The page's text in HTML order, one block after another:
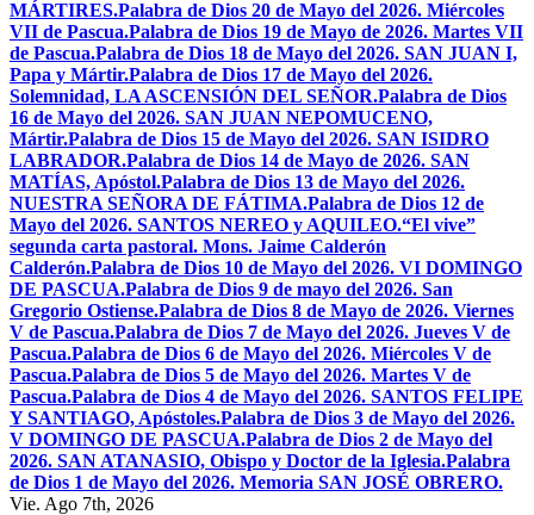
MÁRTIRES.Palabra de Dios 20 de Mayo del 2026. Miércoles
VII de Pascua.Palabra de Dios 19 de Mayo de 2026. Martes VII
de Pascua.Palabra de Dios 18 de Mayo del 2026. SAN JUAN I,
Papa y Mártir.Palabra de Dios 17 de Mayo del 2026.
Solemnidad, LA ASCENSIÓN DEL SEÑOR.Palabra de Dios
16 de Mayo del 2026. SAN JUAN NEPOMUCENO,
Mártir.Palabra de Dios 15 de Mayo del 2026. SAN ISIDRO
LABRADOR.Palabra de Dios 14 de Mayo de 2026. SAN
MATÍAS, Apóstol.Palabra de Dios 13 de Mayo del 2026.
NUESTRA SEÑORA DE FÁTIMA.Palabra de Dios 12 de
Mayo del 2026. SANTOS NEREO y AQUILEO.“El vive”
segunda carta pastoral. Mons. Jaime Calderón
Calderón.Palabra de Dios 10 de Mayo del 2026. VI DOMINGO
DE PASCUA.Palabra de Dios 9 de mayo del 2026. San
Gregorio Ostiense.Palabra de Dios 8 de Mayo de 2026. Viernes
V de Pascua.Palabra de Dios 7 de Mayo del 2026. Jueves V de
Pascua.Palabra de Dios 6 de Mayo del 2026. Miércoles V de
Pascua.Palabra de Dios 5 de Mayo del 2026. Martes V de
Pascua.Palabra de Dios 4 de Mayo del 2026. SANTOS FELIPE
Y SANTIAGO, Apóstoles.Palabra de Dios 3 de Mayo del 2026.
V DOMINGO DE PASCUA.Palabra de Dios 2 de Mayo del
2026. SAN ATANASIO, Obispo y Doctor de la Iglesia.Palabra
de Dios 1 de Mayo del 2026. Memoria SAN JOSÉ OBRERO.
Vie. Ago 7th, 2026